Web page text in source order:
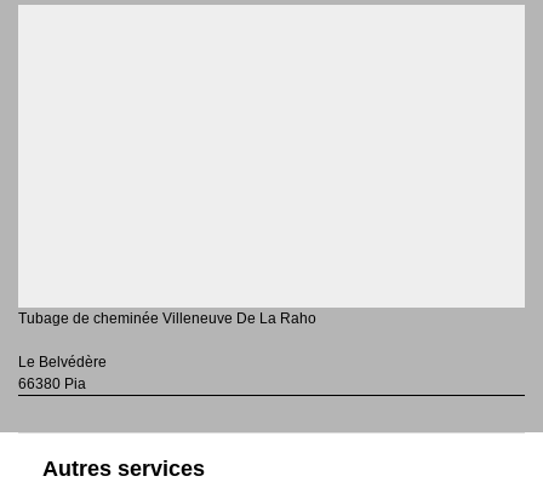
Tubage de cheminée Villeneuve De La Raho
Le Belvédère
66380 Pia
Autres services